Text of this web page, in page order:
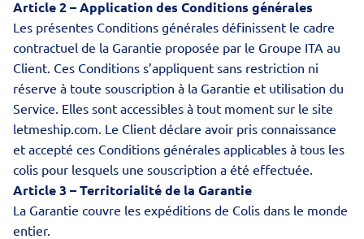
Article 2 – Application des Conditions générales
Les présentes Conditions générales définissent le cadre
contractuel de la Garantie proposée par le Groupe ITA au
Client. Ces Conditions s’appliquent sans restriction ni
réserve à toute souscription à la Garantie et utilisation du
Service. Elles sont accessibles à tout moment sur le site
letmeship.com. Le Client déclare avoir pris connaissance
et accepté ces Conditions générales applicables à tous les
colis pour lesquels une souscription a été effectuée.
Article 3 – Territorialité de la Garantie
La Garantie couvre les expéditions de Colis dans le monde
entier.